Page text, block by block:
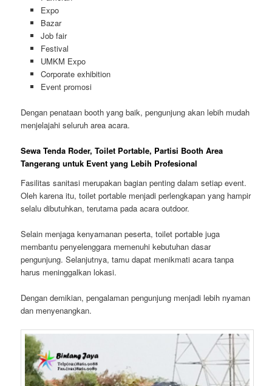
Expo
Bazar
Job fair
Festival
UMKM Expo
Corporate exhibition
Event promosi
Dengan penataan booth yang baik, pengunjung akan lebih mudah
menjelajahi seluruh area acara.
Sewa Tenda Roder, Toilet Portable, Partisi Booth Area
Tangerang untuk Event yang Lebih Profesional
Fasilitas sanitasi merupakan bagian penting dalam setiap event.
Oleh karena itu, toilet portable menjadi perlengkapan yang hampir
selalu dibutuhkan, terutama pada acara outdoor.
Selain menjaga kenyamanan peserta, toilet portable juga
membantu penyelenggara memenuhi kebutuhan dasar
pengunjung. Selanjutnya, tamu dapat menikmati acara tanpa
harus meninggalkan lokasi.
Dengan demikian, pengalaman pengunjung menjadi lebih nyaman
dan menyenangkan.